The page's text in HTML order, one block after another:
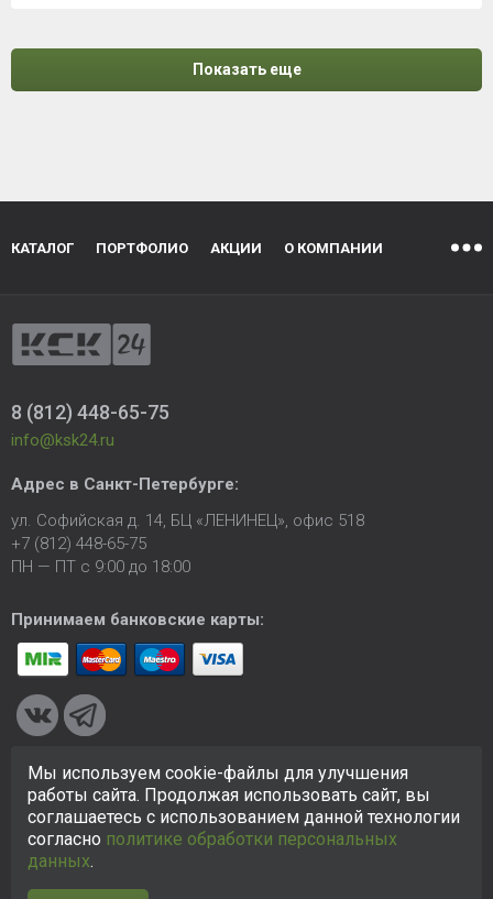
Показать еще
КАТАЛОГ ПОРТФОЛИО АКЦИИ О КОМПАНИИ
8 (812) 448-65-75
info@ksk24.ru
Адрес в Санкт-Петербурге:
ул. Софийская д. 14, БЦ «ЛЕНИНЕЦ», офис 518
+7 (812) 448-65-75
ПН — ПТ с 9:00 до 18:00
Принимаем банковские карты:
© 2005-2026 ООО «КСК». Сайтhttps://ksk24.ruсоздан
исключительно в информационных целях и любая информация
на сайте не является публичной офертой.Политика в
отношении персональных данных
Мы используем cookie-файлы для улучшения
работы сайта. Продолжая использовать сайт, вы
соглашаетесь с использованием данной технологии
согласно политике обработки персональных
данных.